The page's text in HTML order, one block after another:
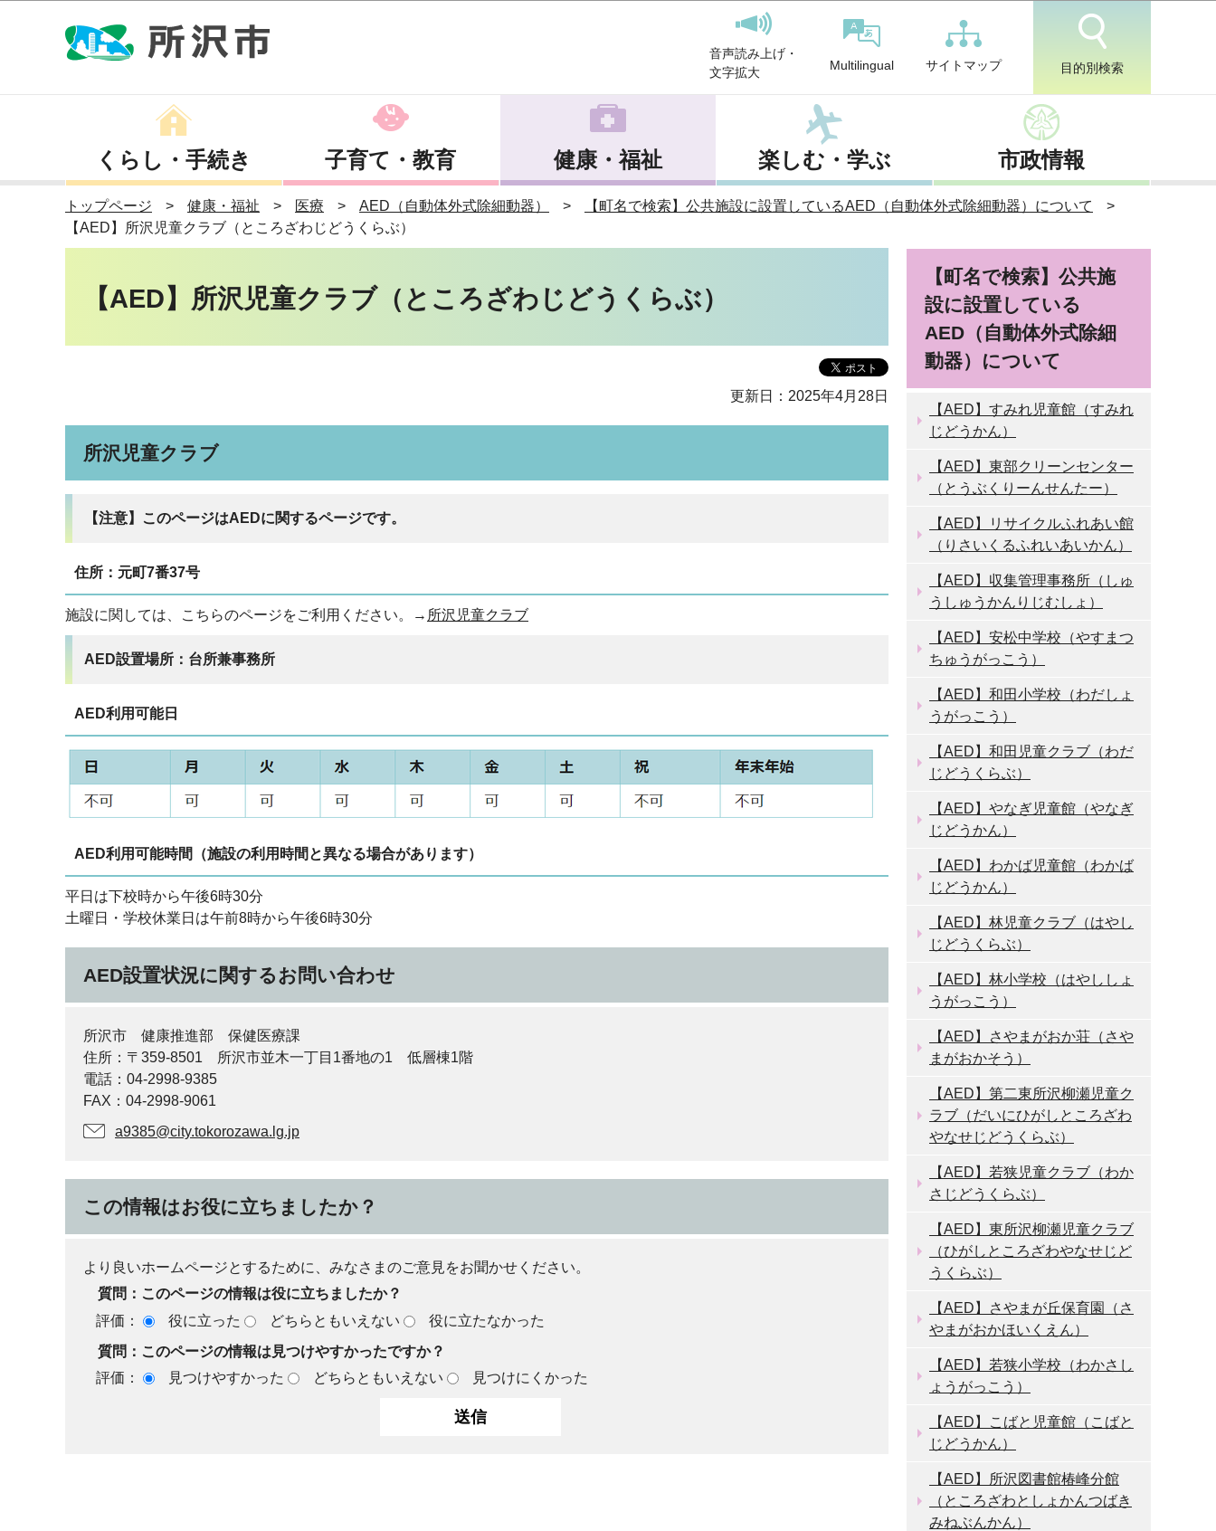
音声読み上げ・
文字拡大
Multilingual サイトマップ 目的別検索
くらし・手続き 子育て・教育 健康・福祉 楽しむ・学ぶ 市政情報
トップページ 健康・福祉 医療 AED（自動体外式除細動器）
【町名で検索】公共施設に設置しているAED（自動体外式除細動器）について
【AED】所沢児童クラブ（ところざわじどうくらぶ）
【AED】所沢児童クラブ（ところざわじどうくらぶ）
更新日：2025年4月28日
所沢児童クラブ
【注意】このページはAEDに関するページです。
住所：元町7番37号
施設に関しては、こちらのページをご利用ください。→ 所沢児童クラブ
AED設置場所：台所兼事務所
AED利用可能日
AED利用可能時間（施設の利用時間と異なる場合があります）
平日は下校時から午後6時30分
土曜日・学校休業日は午前8時から午後6時30分
AED設置状況に関するお問い合わせ
所沢市 健康推進部 保健医療課
住所：〒359-8501 所沢市並木一丁目1番地の1 低層棟1階
電話：04-2998-9385
FAX：04-2998-9061
a9385@city.tokorozawa.lg.jp
この情報はお役に立ちましたか？
より良いホームページとするために、みなさまのご意見をお聞かせください。
質問：このページの情報は役に立ちましたか？
評価：
役に立った どちらともいえない
役に立たなかった
質問：このページの情報は見つけやすかったですか？
評価：
見つけやすかった どちらともいえない 見つけにくかった
【町名で検索】公共施
設に設置している
AED（自動体外式除細
動器）について
【AED】すみれ児童館（すみれ
じどうかん）
【AED】東部クリーンセンター
（とうぶくりーんせんたー）
【AED】リサイクルふれあい館
（りさいくるふれいあいかん）
【AED】収集管理事務所（しゅ
うしゅうかんりじむしょ）
【AED】安松中学校（やすまつ
ちゅうがっこう）
【AED】和田小学校（わだしょ
うがっこう）
【AED】和田児童クラブ（わだ
じどうくらぶ）
【AED】やなぎ児童館（やなぎ
じどうかん）
【AED】わかば児童館（わかば
じどうかん）
【AED】林児童クラブ（はやし
じどうくらぶ）
【AED】林小学校（はやししょ
うがっこう）
【AED】さやまがおか荘（さや
まがおかそう）
【AED】第二東所沢柳瀬児童ク
ラブ（だいにひがしところざわ
やなせじどうくらぶ）
【AED】若狭児童クラブ（わか
さじどうくらぶ）
【AED】東所沢柳瀬児童クラブ
（ひがしところざわやなせじど
うくらぶ）
【AED】さやまが丘保育園（さ
やまがおかほいくえん）
【AED】若狭小学校（わかさし
ょうがっこう）
【AED】こばと児童館（こばと
じどうかん）
【AED】所沢図書館椿峰分館
（ところざわとしょかんつばき
みねぶんかん）